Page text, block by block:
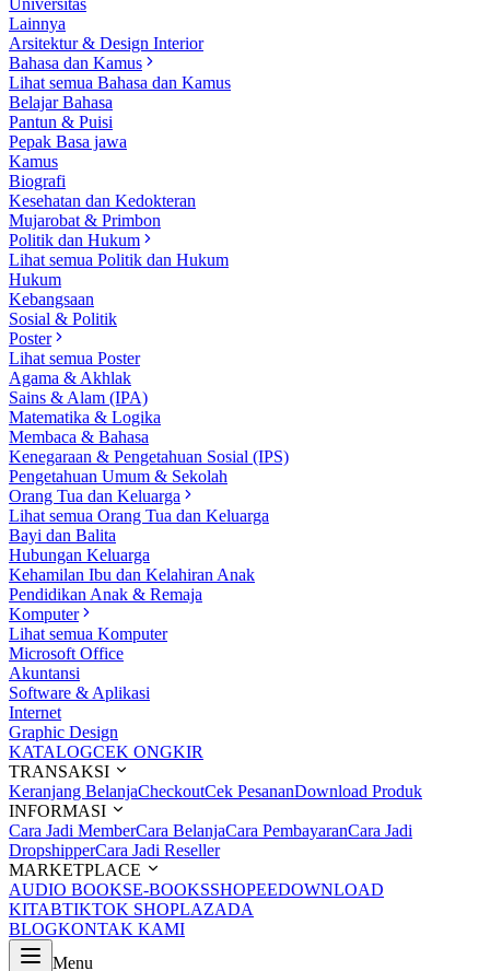
Universitas
Lainnya
Arsitektur & Design Interior
Bahasa dan Kamus
Lihat semua Bahasa dan Kamus
Belajar Bahasa
Pantun & Puisi
Pepak Basa jawa
Kamus
Biografi
Kesehatan dan Kedokteran
Mujarobat & Primbon
Politik dan Hukum
Lihat semua Politik dan Hukum
Hukum
Kebangsaan
Sosial & Politik
Poster
Lihat semua Poster
Agama & Akhlak
Sains & Alam (IPA)
Matematika & Logika
Membaca & Bahasa
Kenegaraan & Pengetahuan Sosial (IPS)
Pengetahuan Umum & Sekolah
Orang Tua dan Keluarga
Lihat semua Orang Tua dan Keluarga
Bayi dan Balita
Hubungan Keluarga
Kehamilan Ibu dan Kelahiran Anak
Pendidikan Anak & Remaja
Komputer
Lihat semua Komputer
Microsoft Office
Akuntansi
Software & Aplikasi
Internet
Graphic Design
KATALOGCEK ONGKIR
TRANSAKSI
Keranjang BelanjaCheckoutCek PesananDownload Produk
INFORMASI
Cara Jadi MemberCara BelanjaCara PembayaranCara Jadi
DropshipperCara Jadi Reseller
MARKETPLACE
AUDIO BOOKSE-BOOKSSHOPEEDOWNLOAD
KITABTIKTOK SHOPLAZADA
BLOGKONTAK KAMI
Menu